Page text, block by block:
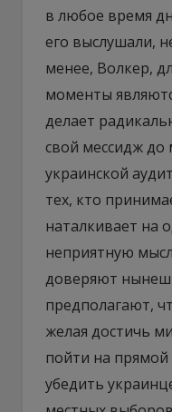
в любое время
его выслушали,
менее, Волкер,
моменты
делает
свой мессидж
украинской
тех, кто
наталкивает на
неприятную
доверяют
предполагают,
желая достичь
пойти на
убедить